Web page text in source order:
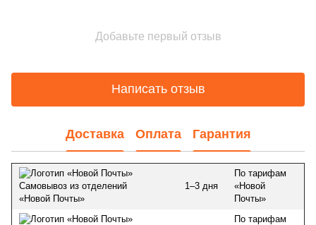
Добавьте первый отзыв
Написать отзыв
Доставка Оплата Гарантия
Самовывоз из отделений
«Новой Почты»
1–3 дня
По тарифам
«Новой
Почты»
По тарифам